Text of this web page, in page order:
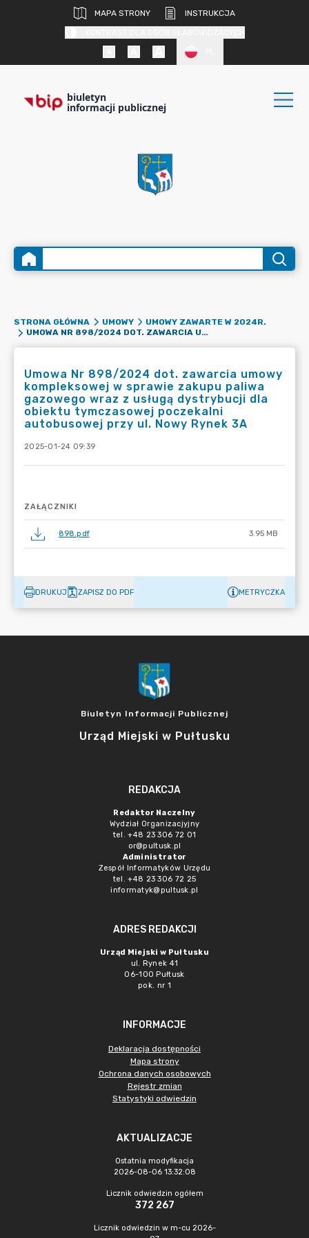
MAPA STRONY
INSTRUKCJA
biuletyn
informacji publicznej
STRONA GŁÓWNA UMOWY
UMOWY ZAWARTE W 2024R.
UMOWA NR 898/2024 DOT. ZAWARCIA UMOWY KOMPLEKSOWEJ W SPRAWIE ZAKUPU PALIWA GAZOWEGO WRAZ Z USŁUGĄ DYSTRYBUCJI DLA OBIEKTU TYMCZASOWEJ POCZEKALNI AUTOBUSOWEJ PRZY UL. NOWY RYNEK 3A
Umowa Nr 898/2024 dot. zawarcia umowy
kompleksowej w sprawie zakupu paliwa
gazowego wraz z usługą dystrybucji dla
obiektu tymczasowej poczekalni
autobusowej przy ul. Nowy Rynek 3A
2025-01-24 09:39
ZAŁĄCZNIKI
898.pdf 3.95 MB
DRUKUJ ZAPISZ DO PDF METRYCZKA
Biuletyn Informacji Publicznej
Urząd Miejski w Pułtusku
REDAKCJA
Redaktor Naczelny
Wydział Organizacjyjny
tel. +48 23 306 72 01
or@pultusk.pl
Administrator
Zespół Informatyków Urzędu
tel. +48 23 306 72 25
informatyk@pultusk.pl
ADRES REDAKCJI
Urząd Miejski w Pułtusku
ul. Rynek 41
06-100 Pułtusk
pok. nr 1
INFORMACJE
Deklaracja dostępności
Mapa strony
Ochrona danych osobowych
Rejestr zmian
Statystyki odwiedzin
AKTUALIZACJE
Ostatnia modyfikacja
2026-08-06 13:32:08
Licznik odwiedzin ogółem
372 267
Licznik odwiedzin w m-cu 2026-